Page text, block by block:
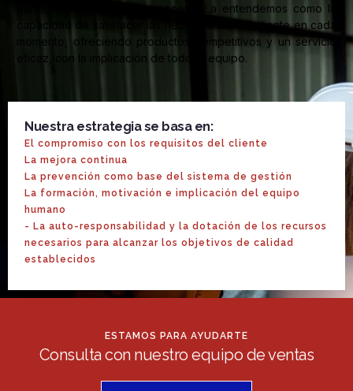
parte de nuestra política general. La entendemos como la
capacidad de satisfacer las necesidades del cliente en cada
momento, ofreciendo productos competitivos y un servicio
eficaz, con la implicación de todo el equipo.
Nuestra estrategia se basa en:
El compromiso con los requisitos del cliente
La mejora continua
La prevención como base del sistema de gestión
La formación, motivación e implicación del equipo
humano
- La auto-responsabilidad y la dotación de los recursos
necesarios para alcanzar los objetivos de calidad
establecidos
ESTAMOS PARA AYUDARTE
Consulta con nuestro equipo de ventas